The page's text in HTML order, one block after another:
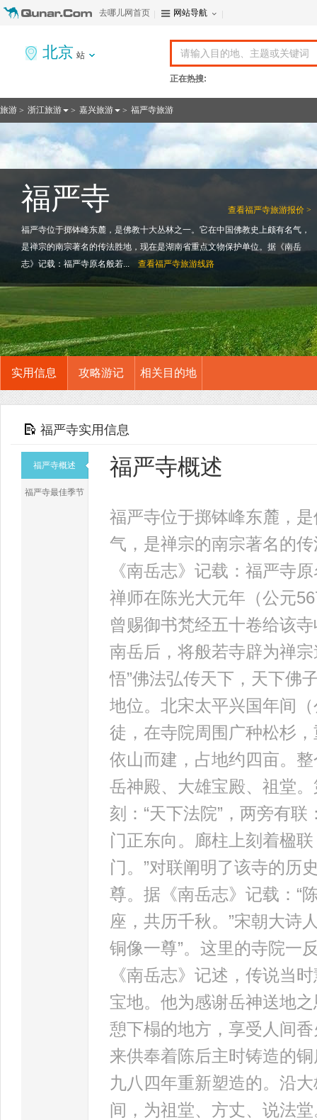
去哪儿网首页 网站导航
北京 站
正在热搜:
旅游 > 浙江旅游 > 嘉兴旅游 > 福严寺旅游
查看福严寺旅游报价 >
福严寺
福严寺位于掷钵峰东麓，是佛教十大丛林之一。它在中国佛教史上颇有名气，
是禅宗的南宗著名的传法胜地，现在是湖南省重点文物保护单位。据《南岳
志》记载：福严寺原名般若...
查看福严寺旅游线路
实用信息 攻略游记 相关目的地
福严寺实用信息
福严寺概述
福严寺最佳季节
福严寺概述
福严寺位于掷钵峰东麓，
气，是禅宗的南宗著名的
《南岳志》记载：福严寺
禅师在陈光大元年（公元
曾赐御书梵经五十卷给该
南岳后，将般若寺辟为禅
悟”佛法弘传天下，天下佛
地位。北宋太平兴国年间
徒，在寺院周围广种松杉
依山而建，占地约四亩。
岳神殿、大雄宝殿、祖堂
刻：“天下法院”，两旁有
门正东向。廊柱上刻着楹
门。”对联阐明了该寺的历
尊。据《南岳志》记载：“
座，共历千秋。”宋朝大诗
铜像一尊”。这里的寺院一
《南岳志》记述，传说当
宝地。他为感谢岳神送地
憩下榻的地方，享受人间
来供奉着陈后主时铸造的
九八四年重新塑造的。沿
间，为祖堂、方丈、说法